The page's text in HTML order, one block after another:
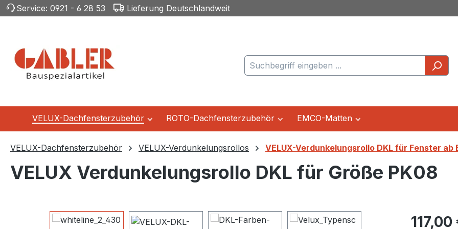
Hauptinhalt springen
Zur Suche springen
Zur Hauptnavigation springen
Service: 0921 - 6 28 53 Lieferung Deutschlandweit
VELUX-Dachfensterzubehör ROTO-Dachfensterzubehör EMCO-Matten
VELUX-Dachfensterzubehör VELUX-Verdunkelungsrollos VELUX-Verdunkelungsrollo DKL für Fenster ab
VELUX Verdunkelungsrollo DKL für Größe PK08
Bildergalerie überspringen Regulärer
117,00